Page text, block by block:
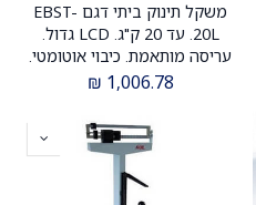
משקל תינוק ביתי דגם EBST-
20L. עד 20 ק"ג. LCD גדול.
עריסה מותאמת. כיבוי אוטומטי.
ס.מדיק יבוא
1,006.78
₪